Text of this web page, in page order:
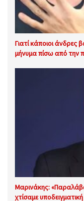
Γιατί κάποιοι άνδρες
μήνυμα πίσω από την
Μαρινάκης:
χτίσαμε